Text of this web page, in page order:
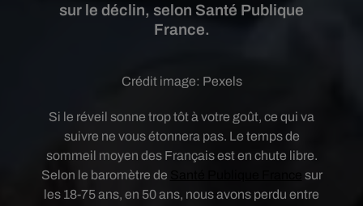
sur le déclin, selon Santé Publique
France.
Crédit image: Pexels
Si le réveil sonne trop tôt à votre goût, ce qui va
suivre ne vous étonnera pas. Le temps de
sommeil moyen des Français est en chute libre.
Selon le baromètre de
sur
les 18-75 ans, en 50 ans, nous avons perdu entre